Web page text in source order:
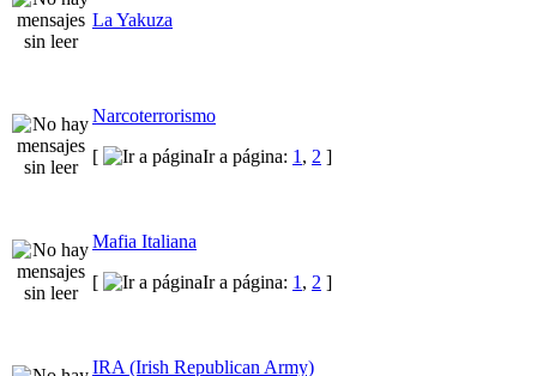
La Yakuza
Narcoterrorismo
[
Ir a página: 1 , 2 ]
Mafia Italiana
[
Ir a página: 1 , 2 ]
IRA (Irish Republican Army)